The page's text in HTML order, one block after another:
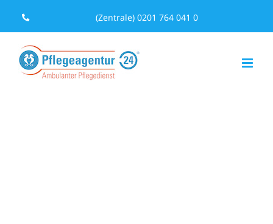
Inhalt
springen
(Zentrale) 0201 764 041 0